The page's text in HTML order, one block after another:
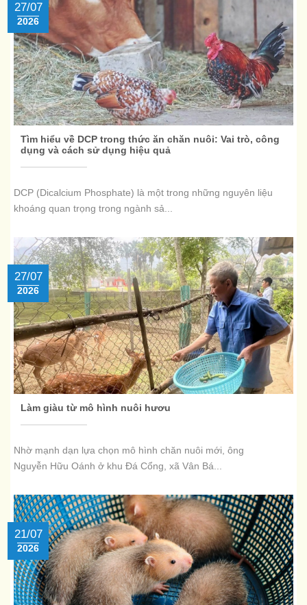
Tìm hiểu về DCP trong thức ăn chăn nuôi: Vai trò, công
dụng và cách sử dụng hiệu quả
27/07
2026
DCP (Dicalcium Phosphate) là một trong những nguyên liệu
khoáng quan trọng trong ngành sả...
Làm giàu từ mô hình nuôi hươu
27/07
2026
Nhờ mạnh dạn lựa chọn mô hình chăn nuôi mới, ông
Nguyễn Hữu Oánh ở khu Đá Cổng, xã Vân Bá...
21/07
2026